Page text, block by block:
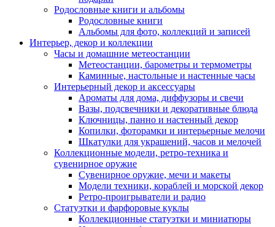
Родословные книги и альбомы
Родословные книги
Альбомы для фото, коллекций и записей
Интерьер, декор и коллекции
Часы и домашние метеостанции
Метеостанции, барометры и термометры
Каминные, настольные и настенные часы
Интерьерный декор и аксессуары
Ароматы для дома, диффузоры и свечи
Вазы, подсвечники и декоративные блюда
Ключницы, панно и настенный декор
Копилки, фоторамки и интерьерные мелочи
Шкатулки для украшений, часов и мелочей
Коллекционные модели, ретро-техника и
сувенирное оружие
Сувенирное оружие, мечи и макеты
Модели техники, кораблей и морской декор
Ретро-проигрыватели и радио
Статуэтки и фарфоровые куклы
Коллекционные статуэтки и миниатюры